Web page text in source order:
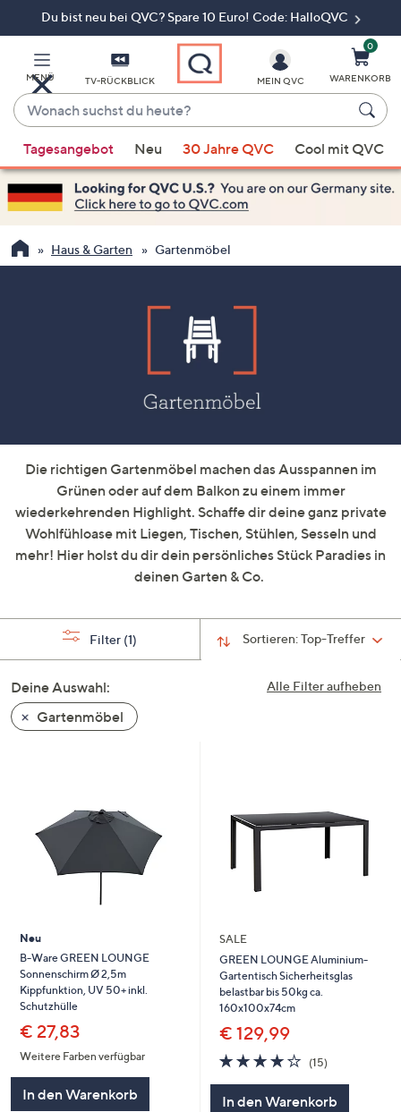
Du bist neu bei QVC? Spare 10 Euro! Code: HalloQVC
MENÜ TV-RÜCKBLICK
Wonach
suchst
du
heute?
Vorschläge
verfügbar
sind,
verwenden
Sie
die
Sie
Touch-
Geräten
nach
MEIN QVC
0
WARENKORB
Tagesangebot Neu 30 Jahre QVC Cool mit QVC
Haus & Garten Gartenmöbel
Die richtigen Gartenmöbel machen das Ausspannen im
Grünen oder auf dem Balkon zu einem immer
wiederkehrenden Highlight. Schaffe dir deine ganz private
Wohlfühloase mit Liegen, Tischen, Stühlen, Sesseln und
mehr! Hier holst du dir dein persönliches Stück Paradies in
deinen Garten & Co.
Sortieren:Top-Treffer
Filter (1)
Alle Filter aufheben
Deine Auswahl:
Gartenmöbel
Neu
B-Ware GREEN LOUNGE
Sonnenschirm Ø 2,5m
Kippfunktion, UV 50+ inkl.
Schutzhülle
€ 27,83
Weitere Farben verfügbar
In den Warenkorb
SALE
GREEN LOUNGE Aluminium-
Gartentisch Sicherheitsglas
belastbar bis 50kg ca.
160x100x74cm
€ 129,99
4.1
von
(15)15
In den Warenkorb